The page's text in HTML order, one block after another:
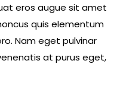
eros augue sit amet
quis elementum
Nam eget pulvinar
at purus eget,